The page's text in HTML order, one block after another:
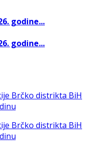
godine...
godine...
Brčko distrikta BiH
Brčko distrikta BiH